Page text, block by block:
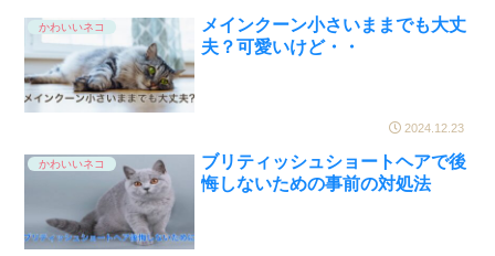
かわいいネコ
メインクーン小さいままでも大丈
夫？可愛いけど・・
2024.12.23
かわいいネコ
ブリティッシュショートヘアで後
悔しないための事前の対処法